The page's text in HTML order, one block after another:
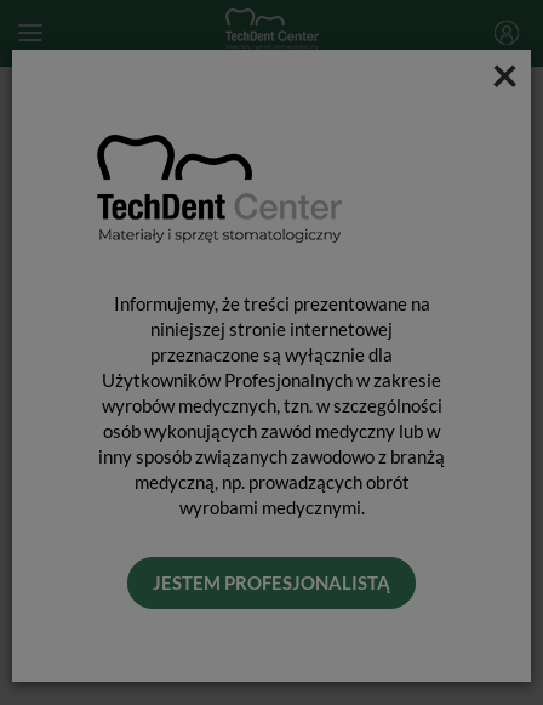
×
Informujemy, że treści prezentowane na
niniejszej stronie internetowej
przeznaczone są wyłącznie dla
Użytkowników Profesjonalnych w zakresie
wyrobów medycznych, tzn. w szczególności
osób wykonujących zawód medyczny lub w
inny sposób związanych zawodowo z branżą
medyczną, np. prowadzących obrót
wyrobami medycznymi.
JESTEM PROFESJONALISTĄ
OKOŁOMIAZGOWE
Wkłady koronowo-korzeniowe
Wkłady z włokna szklanego OverPost Polygon Starter Kit